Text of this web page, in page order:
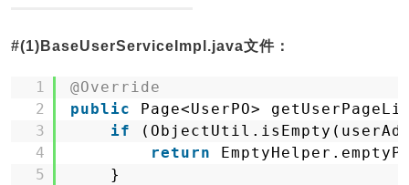
#(1)BaseUserServiceImpl.java文件：
1
2
3
4
5
@Override
public
Page<UserPO>
if
return
}